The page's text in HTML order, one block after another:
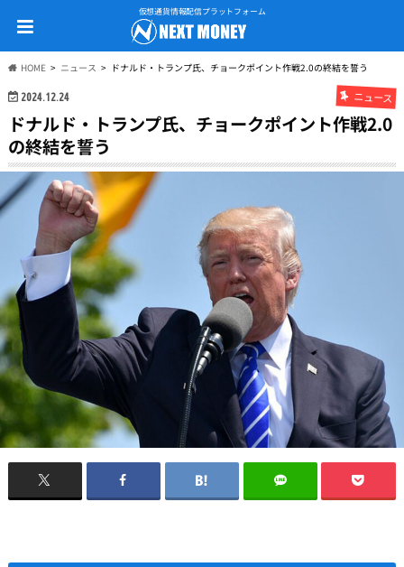
仮想通貨情報配信プラットフォーム
HOME ニュース ドナルド・トランプ氏、チョークポイント作戦2.0の終結を誓う
2024.12.24 ニュース
ドナルド・トランプ氏、チョークポイント作戦2.0
の終結を誓う